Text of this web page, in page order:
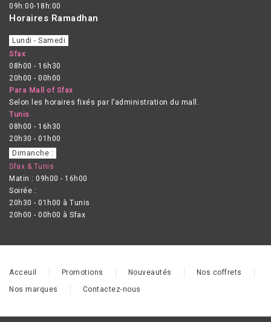
09h:00-18h:00
Horaires Ramadhan
Lundi - Samedi
Sfax
08h00 - 16h30
20h00 - 00h00
Para Mall of Sfax
Selon les horaires fixés par l’administration du mall.
Tunis
08h00 - 16h30
20h30 - 01h00
Dimanche :
Sfax & Tunis
Matin : 09h00 - 16h00
Soirée :
20h30 - 01h00 à Tunis
20h00 - 00h00 à Sfax
Acceuil Promotions Nouveautés
Nos coffrets
Nos marques
Contactez-nous